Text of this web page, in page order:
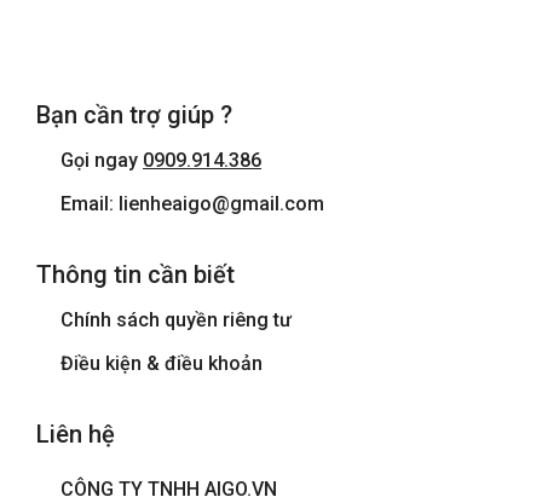
Bạn cần trợ giúp ?
Gọi ngay 0909.914.386
Email: lienheaigo@gmail.com
Thông tin cần biết
Chính sách quyền riêng tư
Điều kiện & điều khoản
Liên hệ
CÔNG TY TNHH AIGO.VN